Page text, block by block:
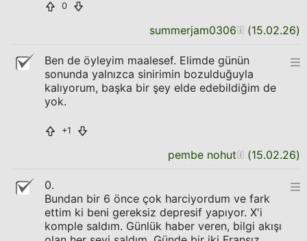
0
summerjam0306 (15.02.26)
Ben de öyleyim maalesef. Elimde günün
sonunda yalnızca sinirimin bozulduğuyla
kalıyorum, başka bir şey elde edebildiğim de
yok.
+1
pembe nohut (15.02.26)
0.
Bundan bir 6 önce çok harciyordum ve fark
ettim ki beni gereksiz depresif yapıyor. X'i
komple saldım. Günlük haber veren, bilgi akışı